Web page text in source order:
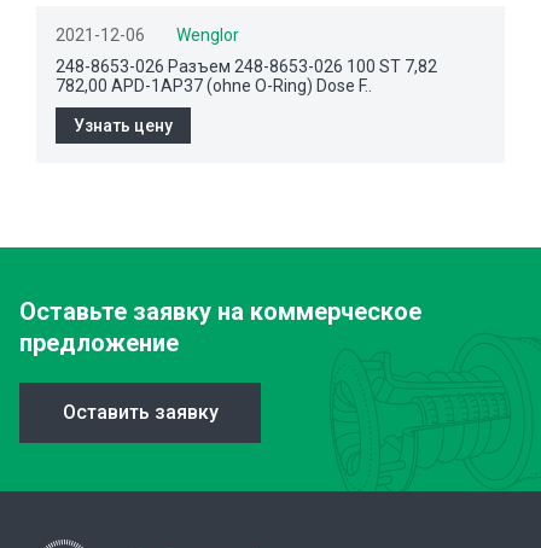
2021-12-06
Wenglor
248-8653-026 Разъем 248-8653-026 100 ST 7,82
782,00 APD-1AP37 (ohne O-Ring) Dose F..
Узнать цену
Оставьте заявку на коммерческое
предложение
Оставить заявку